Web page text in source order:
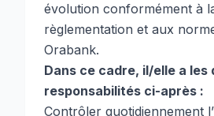
évolution conformément à
règlementation et aux
Orabank.
Dans ce cadre, il/elle a
responsabilités ci-après :
Contrôler quotidiennement